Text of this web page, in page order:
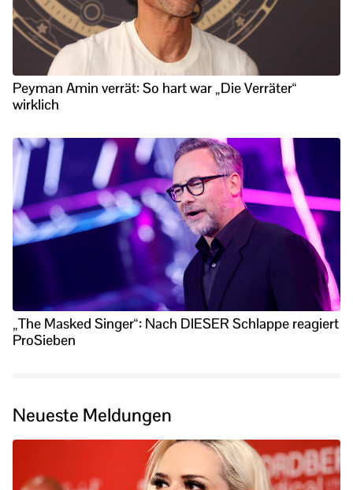
Peyman Amin verrät: So hart war „Die Verräter“
wirklich
„The Masked Singer“: Nach DIESER Schlappe reagiert
ProSieben
Neueste Meldungen